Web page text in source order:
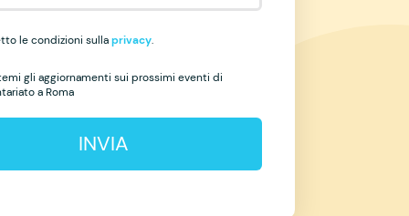
le condizioni sullaprivacy.
gli aggiornamenti sui prossimi eventi di
a Roma
INVIA